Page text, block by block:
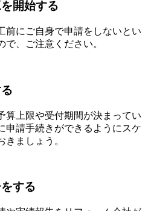
開始する
前にご自身で申請をしないとい
、ご注意ください。
算上限や受付期間が決まってい
申請手続きができるようにスケ
きましょう。
する